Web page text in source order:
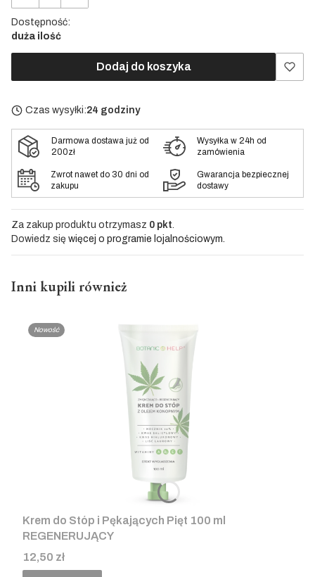
Dostępność:
duża ilość
Dodaj do koszyka
Czas wysyłki:24 godziny
Darmowa dostawa już od
200zł
Wysyłka w 24h od
zamówienia
Zwrot nawet do 30 dni od
zakupu
Gwarancja bezpiecznej
dostawy
Za zakup produktu otrzymasz 0 pkt.
Dowiedz się więcej o programie lojalnościowym.
Inni kupili również
Nowość
Krem do Stóp i Pękających Pięt 100 ml
REGENERUJĄCY
Cena
12,50 zł